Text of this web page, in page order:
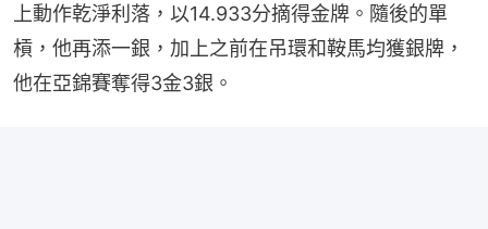
上動作乾淨利落，以14.933分摘得金牌。隨後的單
槓，他再添一銀，加上之前在吊環和鞍馬均獲銀牌，
他在亞錦賽奪得3金3銀。